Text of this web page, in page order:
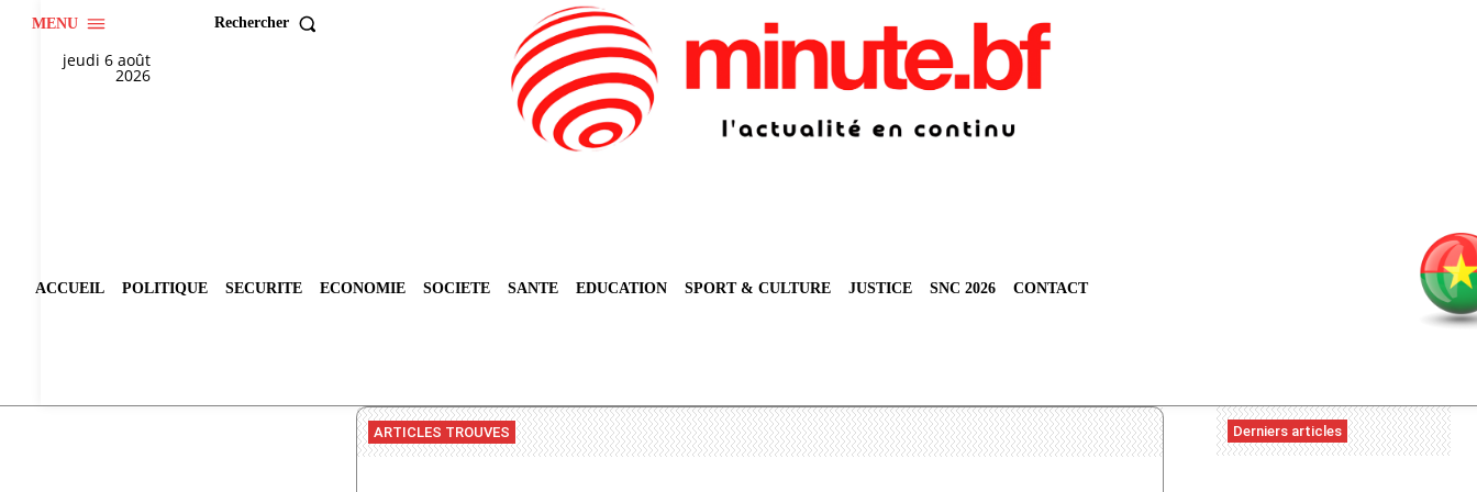
MENU Rechercher
jeudi 6 août
2026
ACCUEIL POLITIQUE SECURITE ECONOMIE SOCIETE SANTE EDUCATION SPORT & CULTURE JUSTICE SNC 2026 CONTACT
ARTICLES TROUVES Derniers articles